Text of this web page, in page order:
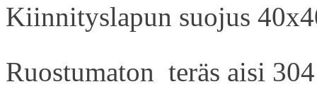
Kiinnityslapun suojus
Ruostumaton teräs aisi 304